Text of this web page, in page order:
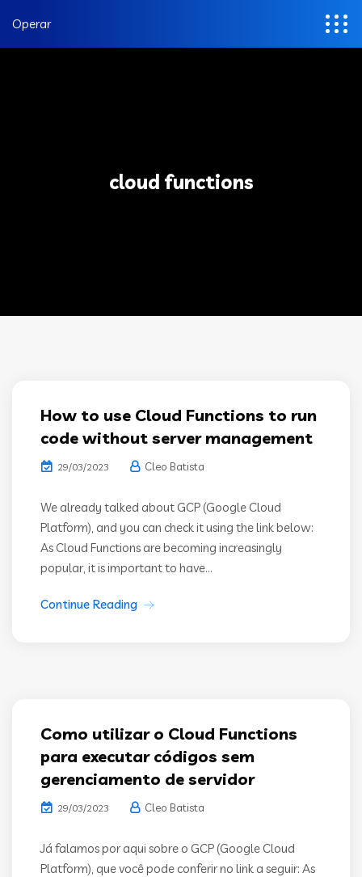
Operar
cloud functions
How to use Cloud Functions to run
code without server management
29/03/2023 Cleo Batista
We already talked about GCP (Google Cloud
Platform), and you can check it using the link below:
As Cloud Functions are becoming increasingly
popular, it is important to have...
Continue Reading
Como utilizar o Cloud Functions
para executar códigos sem
gerenciamento de servidor
29/03/2023 Cleo Batista
Já falamos por aqui sobre o GCP (Google Cloud
Platform), que você pode conferir no link a seguir: As